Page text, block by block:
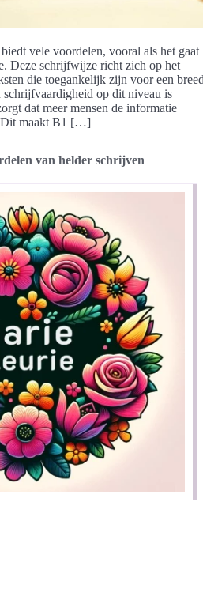
vele voordelen, vooral als het gaat
Deze schrijfwijze richt zich op het
die toegankelijk zijn voor een
op dit niveau is
dat meer mensen de informatie
Dit maakt B1 […]
van helder schrijven